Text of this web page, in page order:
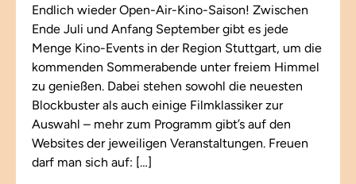
Endlich wieder Open-Air-Kino-Saison! Zwischen
Ende Juli und Anfang September gibt es jede
Menge Kino-Events in der Region Stuttgart, um die
kommenden Sommerabende unter freiem Himmel
zu genießen. Dabei stehen sowohl die neuesten
Blockbuster als auch einige Filmklassiker zur
Auswahl – mehr zum Programm gibt’s auf den
Websites der jeweiligen Veranstaltungen. Freuen
darf man sich auf: […]